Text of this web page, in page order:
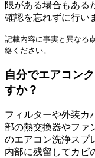
限がある場合もある
確認を忘れずに行い
記載内容に事実と異なる
絡ください。
自分でエアコン
すか？
フィルターや外装カ
部の熱交換器やファ
のエアコン洗浄スプ
内部に残留してカビ